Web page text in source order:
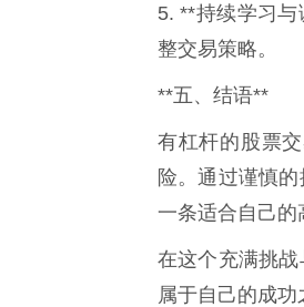
5. **持续学习
整交易策略。
**五、结语**
有杠杆的股票
险。通过谨慎
一条适合自己的
在这个充满挑
属于自己的成功